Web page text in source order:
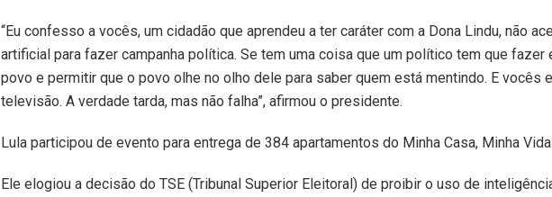
“Eu confesso a vocês, um cidadão que aprendeu a ter caráter com a Dona Lindu, não
artificial para fazer campanha política. Se tem uma coisa que um político tem que fazer
povo e permitir que o povo olhe no olho dele para saber quem está mentindo. E vocês
televisão. A verdade tarda, mas não falha”, afirmou o presidente.
Lula participou de evento para entrega de 384 apartamentos do Minha Casa, Minha
Ele elogiou a decisão do TSE (Tribunal Superior Eleitoral) de proibir o uso de